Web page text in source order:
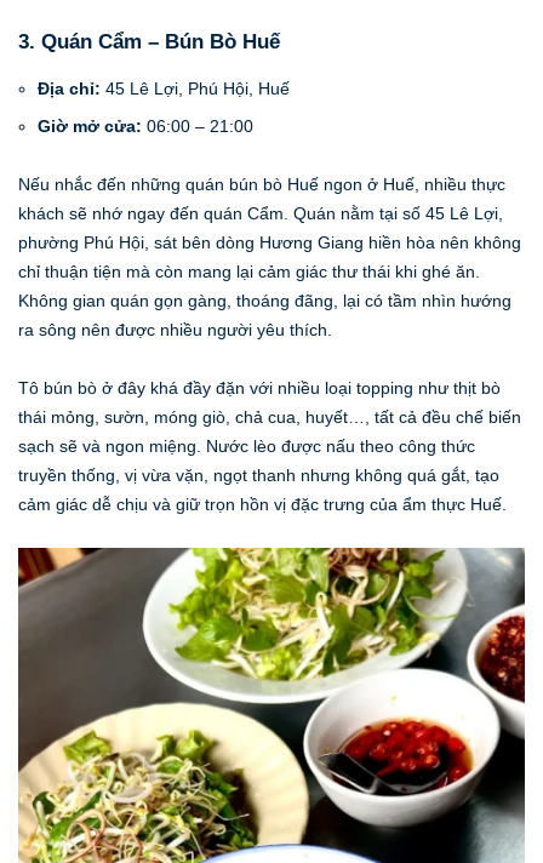
3. Quán Cẩm – Bún Bò Huế
Địa chỉ: 45 Lê Lợi, Phú Hội, Huế
Giờ mở cửa: 06:00 – 21:00
Nếu nhắc đến những quán bún bò Huế ngon ở Huế, nhiều thực
khách sẽ nhớ ngay đến quán Cẩm. Quán nằm tại số 45 Lê Lợi,
phường Phú Hội, sát bên dòng Hương Giang hiền hòa nên không
chỉ thuận tiện mà còn mang lại cảm giác thư thái khi ghé ăn.
Không gian quán gọn gàng, thoáng đãng, lại có tầm nhìn hướng
ra sông nên được nhiều người yêu thích.
Tô bún bò ở đây khá đầy đặn với nhiều loại topping như thịt bò
thái mỏng, sườn, móng giò, chả cua, huyết…, tất cả đều chế biến
sạch sẽ và ngon miệng. Nước lèo được nấu theo công thức
truyền thống, vị vừa vặn, ngọt thanh nhưng không quá gắt, tạo
cảm giác dễ chịu và giữ trọn hồn vị đặc trưng của ẩm thực Huế.